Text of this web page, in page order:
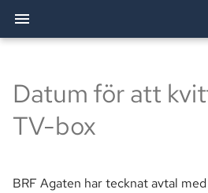
2026
2024
Allente
Bredband
Att bo i bostadsrätt
Renovering
Utförda arbeten
Förvaltning
Brf Agaten
Datum för att
TV-box
BRF Agaten har tecknat avtal